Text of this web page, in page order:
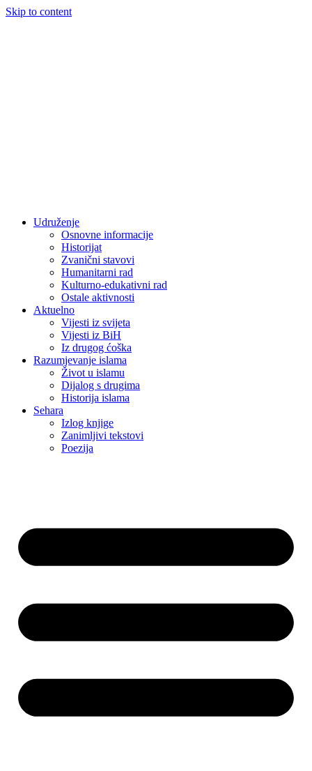
Skip to content
Udruženje
Osnovne informacije
Historijat
Zvanični stavovi
Humanitarni rad
Kulturno-edukativni rad
Ostale aktivnosti
Aktuelno
Vijesti iz svijeta
Vijesti iz BiH
Iz drugog ćoška
Razumjevanje islama
Život u islamu
Dijalog s drugima
Historija islama
Sehara
Izlog knjige
Zanimljivi tekstovi
Poezija